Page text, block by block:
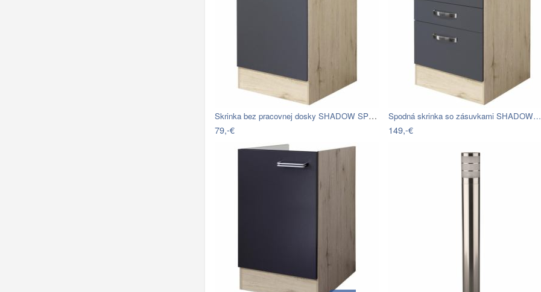
Skrinka bez pracovnej dosky SHADOW SPU…
79,-€
Spodná skrinka so zásuvkami SHADOW…
149,-€